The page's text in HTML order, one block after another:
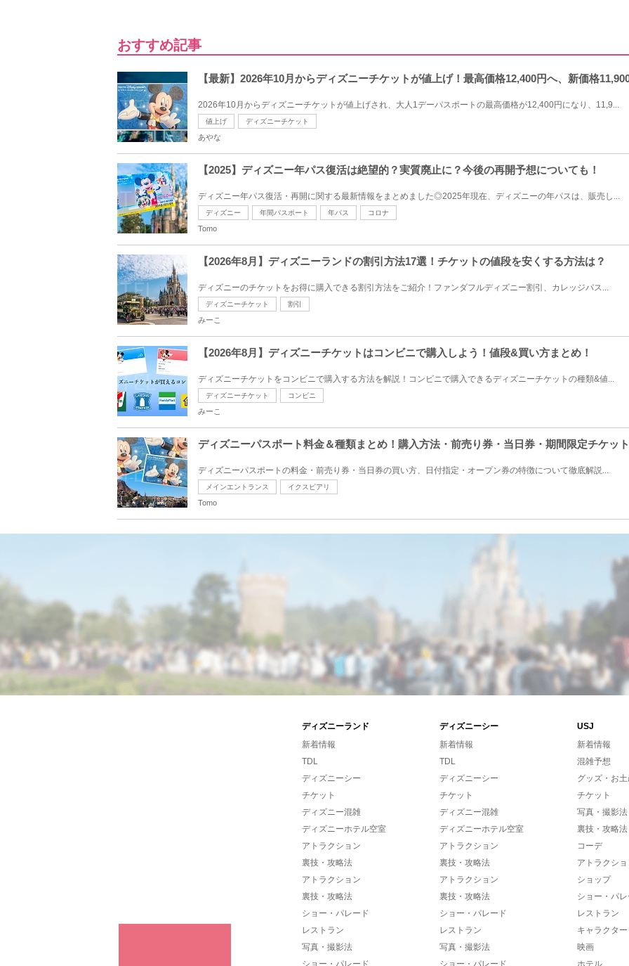
おすすめ記事
【最新】2026年10月からディズニーチケットが値上げ！最高価格12,400円へ、新価格
2026年10月からディズニーチケットが値上げされ、大人1デーパスポートの最高価格が12,400円になり、11,9...
値上げ ディズニーチケット
あやな
【2025】ディズニー年パス復活は絶望的？実質廃止に？今後の再開予想についても！
ディズニー年パス復活・再開に関する最新情報をまとめました◎2025年現在、ディズニーの年パスは、販売し...
ディズニー 年間パスポート 年パス コロナ
Tomo
【2026年8月】ディズニーランドの割引方法17選！チケットの値段を安くする方法は？
ディズニーのチケットをお得に購入できる割引方法をご紹介！ファンダフルディズニー割引、カレッジパス...
ディズニーチケット 割引
みーこ
【2026年8月】ディズニーチケットはコンビニで購入しよう！値段&買い方まとめ！
ディズニーチケットをコンビニで購入する方法を解説！コンビニで購入できるディズニーチケットの種類&値...
ディズニーチケット コンビニ
みーこ
ディズニーパスポート料金＆種類まとめ！購入方法・前売り券・当日券・期間限定チケッ
ディズニーパスポートの料金・前売り券・当日券の買い方、日付指定・オープン券の特徴について徹底解説...
メインエントランス イクスピアリ
Tomo
ディズニーランド ディズニーシー
USJ
新着情報
TDL
ディズニーシー
チケット
ディズニー混雑
ディズニーホテル空室
アトラクション
裏技・攻略法
アトラクション
裏技・攻略法
ショー・パレード
レストラン
写真・撮影法
ショー・パレード
新着情報
TDL
ディズニーシー
チケット
ディズニー混雑
ディズニーホテル空室
アトラクション
裏技・攻略法
アトラクション
裏技・攻略法
ショー・パレード
レストラン
写真・撮影法
ショー・パレード
新着情報
混雑予想
グッズ・お
チケット
写真・撮影法
裏技・攻略法
コーデ
アトラクシ
ショップ
ショー・パ
レストラン
キャラクター
映画
ホテル